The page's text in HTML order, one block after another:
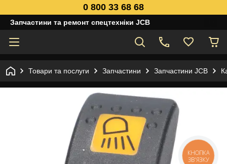
0 800 33 68 68
Запчастини та ремонт спецтехніки JCB
Товари та послуги Запчастини Запчастини JCB
КНОПКА
ЗВ'ЯЗКУ